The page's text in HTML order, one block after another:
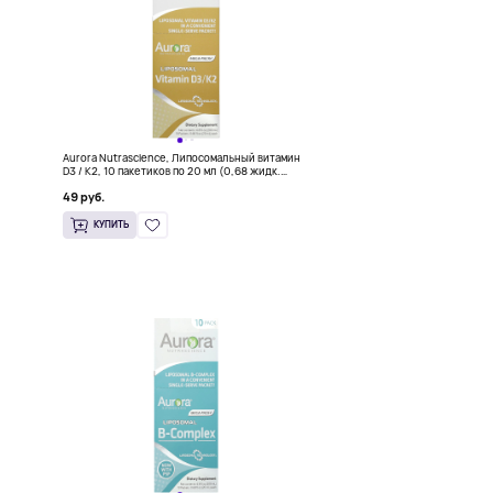
Aurora Nutrascience, Липосомальный витамин
D3 / K2, 10 пакетиков по 20 мл (0,68 жидк.
49 руб.
КУПИТЬ